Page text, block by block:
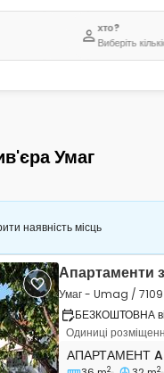
хто?
Виберіть
Умаг
наявність місць
Апартаменти
Умаг - Umag / 7109
БЕЗКОШТОВНА
Одиниці
Двокімнатні
АПАРТАМЕНТ
2 2